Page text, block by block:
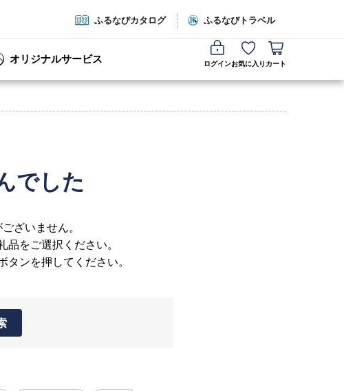
ふるなびカタログ ふるなびトラベル
オリジナルサービス ログインお気に入り カート
でした
ざいません。
をご選択ください。
ンを押してください。